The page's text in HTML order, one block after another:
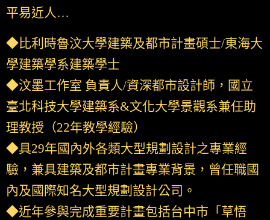
平易近人…
◆比利時魯汶大學建築及都市計畫碩士/東海大
學建築學系建築學士
◆汶墨工作室 負責人/資深都市設計師，國立
臺北科技大學建築系&文化大學景觀系兼任助
理教授（22年教學經驗）
◆具29年國內外各類大型規劃設計之專業經
驗，兼具建築及都市計畫專業背景，曾任職國
內及國際知名大型規劃設計公司。
◆近年參與完成重要計畫包括台中市「草悟